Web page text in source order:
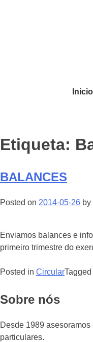
Inicio
Etiqueta:
BALANCES
Posted on 2014-05-26 by
Enviamos balances e
primeiro trimestre do
Posted in CircularTagged
Sobre nós
Desde 1989
particulares.